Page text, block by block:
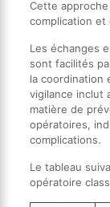
Cette
complication et
Les échanges
sont facilités
la coordination
vigilance inclut
matière de
opératoires,
complications.
Le tableau
opératoire